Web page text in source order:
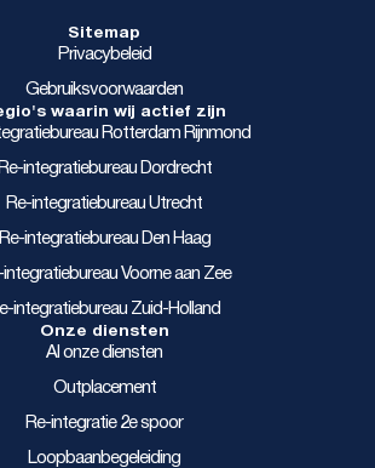
Sitemap
Privacybeleid
Gebruiksvoorwaarden
waarin wij actief zijn
Rotterdam Rijnmond
Re-integratiebureau Dordrecht
Re-integratiebureau Utrecht
Re-integratiebureau Den Haag
integratiebureau Voorne aan Zee
integratiebureau Zuid-Holland
Onze diensten
Al onze diensten
Outplacement
Re-integratie 2e spoor
Loopbaanbegeleiding